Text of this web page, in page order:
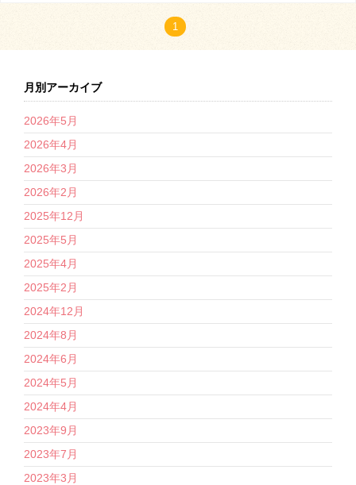
1
月別アーカイブ
2026年5月
2026年4月
2026年3月
2026年2月
2025年12月
2025年5月
2025年4月
2025年2月
2024年12月
2024年8月
2024年6月
2024年5月
2024年4月
2023年9月
2023年7月
2023年3月